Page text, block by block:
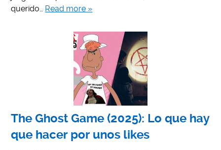
querido… Read more »
The Ghost Game (2025): Lo que hay
que hacer por unos likes